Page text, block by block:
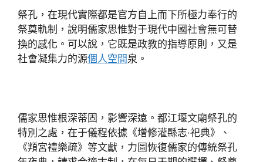
祭孔，在現代實際都是官方自上而下所極力奉行的
祭奠軌制，說明儒家思惟對于現代中國社會無可替
換的感化。可以說，它既是政教的指導原則，又是
社會凝集力的源個人空間泉。
儒家思惟根深蒂固，影響深遠。都江堰文廟祭孔的
特別之處，在于儀程依據《增修灌縣志·祀典》、
《頖宮禮樂疏》等文獻，力圖恢復儒家的傳統祭孔